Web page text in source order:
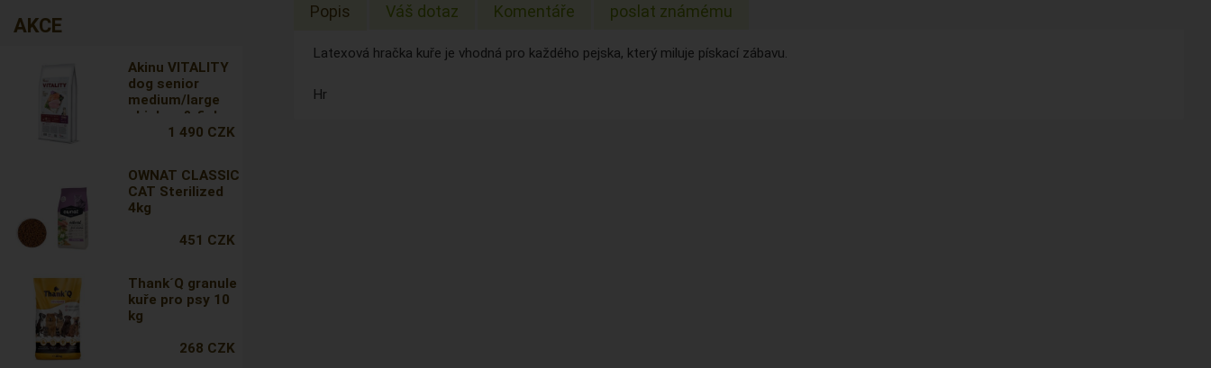
Popis Váš dotaz Komentáře poslat známému
Latexová hračka kuře je vhodná pro každého pejska, který miluje pískací zábavu.
Hr
AKCE
Akinu VITALITY
dog senior
medium/large
chicken & fish
1 490 CZK
OWNAT CLASSIC
CAT Sterilized
4kg
451 CZK
Thank´Q granule
kuře pro psy 10
kg
268 CZK